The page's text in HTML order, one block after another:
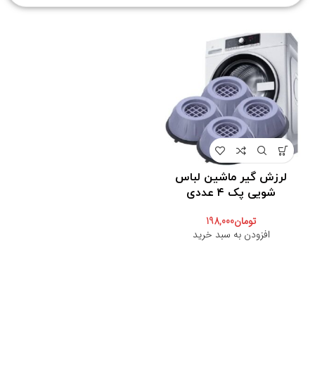
لرزش گیر ماشین لباس
شویی پک ۴ عددی
تومان198,000
افزودن به سبد خرید